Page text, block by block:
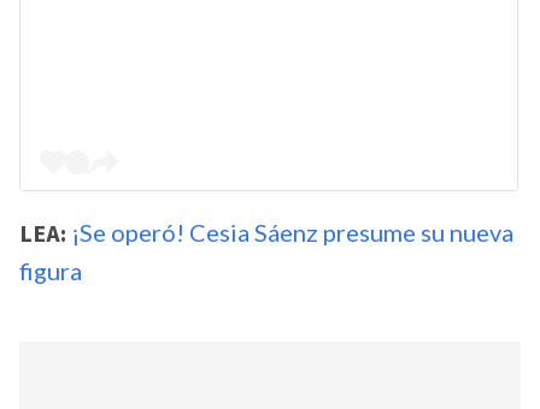
LEA: ¡Se operó! Cesia Sáenz presume su nueva
figura